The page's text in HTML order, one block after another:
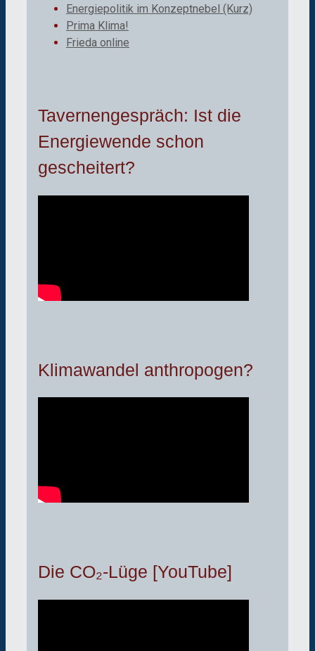
Energiepolitik im Konzeptnebel (Kurz)
Prima Klima!
Frieda online
Tavernengespräch: Ist die
Energiewende schon
gescheitert?
Klimawandel anthropogen?
Die CO₂-Lüge [YouTube]